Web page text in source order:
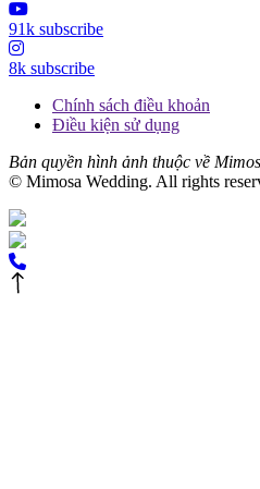
91k subscribe
8k subscribe
Chính sách điều khoản
Điều kiện sử dụng
Bản quyền hình ảnh thuộc về
© Mimosa Wedding. All rights